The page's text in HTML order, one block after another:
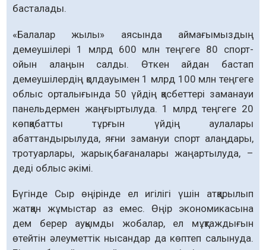
басталады.
«Балалар жылы» аясында аймағымыздың
демеушілері 1 млрд 600 млн теңгеге 80 спорт-
ойын алаңын салды. Өткен айдан бастап
демеушілердің қолдауымен 1 млрд 100 млн теңгеге
облыс орталығында 50 үйдің қасбеттері заманауи
панельдермен жаңғыртылуда. 1 млрд теңгеге 20
көпқабатты тұрғын үйдің аулалары
абаттандырылуда, яғни замануи спорт алаң­дары,
тротуарлары, жарық бағаналары жаңар­тылуда, –
деді облыс әкімі.
Бүгінде Сыр өңірінде ел игілігі үшін ат­қарылып
жатқан жұмыстар аз емес. Өңір экономикасына
дем берер ауқымды жобалар, ел мұқтаждығын
өтейтін әлеуметтік нысандар да көптеп салынуда.